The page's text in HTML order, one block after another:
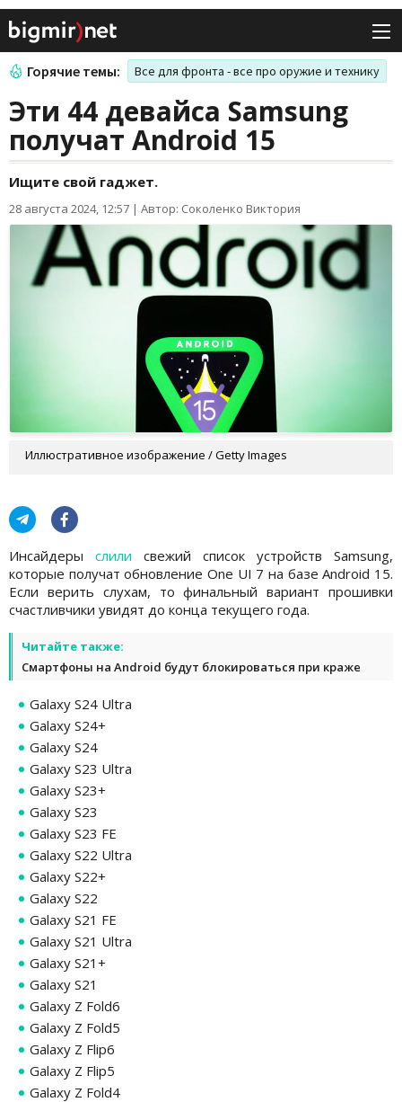
Горячие темы: Все для фронта - все про оружие и технику
Эти 44 девайса Samsung
получат Аndroid 15
Ищите свой гаджет.
28 августа 2024, 12:57 | Автор: Соколенко Виктория
Иллюстративное изображение / Getty Images
Инсайдеры слили свежий список устройств Samsung,
которые получат обновление One UI 7 на базе Android 15.
Если верить слухам, то финальный вариант прошивки
счастливчики увидят до конца текущего года.
Читайте также:
Смартфоны на Android будут блокироваться при краже
Galaxy S24 Ultra
Galaxy S24+
Galaxy S24
Galaxy S23 Ultra
Galaxy S23+
Galaxy S23
Galaxy S23 FE
Galaxy S22 Ultra
Galaxy S22+
Galaxy S22
Galaxy S21 FE
Galaxy S21 Ultra
Galaxy S21+
Galaxy S21
Galaxy Z Fold6
Galaxy Z Fold5
Galaxy Z Flip6
Galaxy Z Flip5
Galaxy Z Fold4